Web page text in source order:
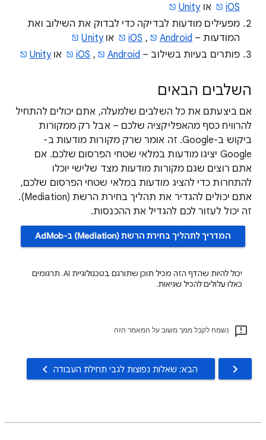
iOS
‏ אוUnity
מפעילים מודעות לבדיקה כדי לבדוק את השילוב ואת
המודעות – Android
,‏
iOS אוUnity
פותרים בעיות בשילוב – Android
, ‏
iOS אוUnity
השלבים הבאים
אם ביצעתם את כל השלבים שלמעלה, אתם יכולים להתחיל
להרוויח כסף מהאפליקציה שלכם – אבל רק ממקורות
ביקוש ב-Google. זה אומר שרק מקורות מודעות ב-
Google יציגו מודעות במלאי שטחי הפרסום שלכם. אם
אתם רוצים שגם מקורות מודעות מצד שלישי יוכלו
להתחרות כדי להציג מודעות במלאי שטחי הפרסום שלכם,
אתם יכולים להגדיר את תהליך בחירת הרשת (Mediation).
זה יכול לעזור לכם להגדיל את ההכנסות.
המדריך לתהליך בחירת הרשת (Mediation) ב-AdMob
יכול להיות שהדף הזה מכיל תוכן שתורגם בטכנולוגיית AI. תרגומים
כאלו עלולים להכיל שגיאות.
נשמח לקבל ממך משוב על המאמר הזה
הבא: שאלות נפוצות לגבי תחילת העבודה